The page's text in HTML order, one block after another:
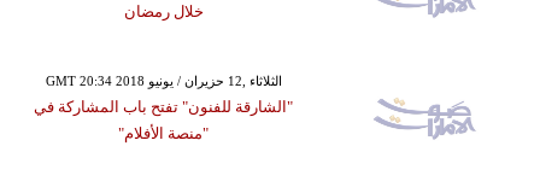
خلال رمضان
GMT 20:34 2018 الثلاثاء ,12 حزيران / يونيو
"الشارقة للفنون" تفتح باب المشاركة في
"منصة الأفلام"